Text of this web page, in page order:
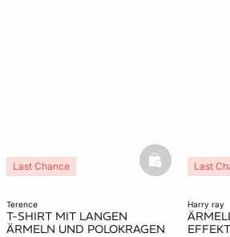
terence
T-SHIRT MIT LANGEN
ÄRMELN UND POLOKRAGEN
Last Chance basketfull
harry ray
Last